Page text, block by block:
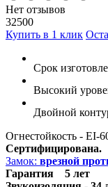
Нет отзывов
32500
Купить в 1 клик
Срок
Высокий
Двойной
Огнестойкость - EI-
Сертифицирована.
Замок: врезной
Гарантия 5 лет